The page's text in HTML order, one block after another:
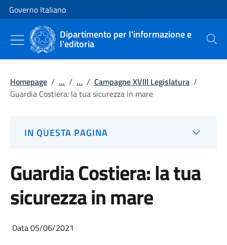
Vai al contenuto
Vai alla navigazione del sito
Governo Italiano
Dipartimento per l'informazione e
l'editoria Cerca
Homepage / ... / ... / Campagne XVIII Legislatura /
Guardia Costiera: la tua sicurezza in mare
IN QUESTA PAGINA
Guardia Costiera: la tua
sicurezza in mare
Data 05/06/2021